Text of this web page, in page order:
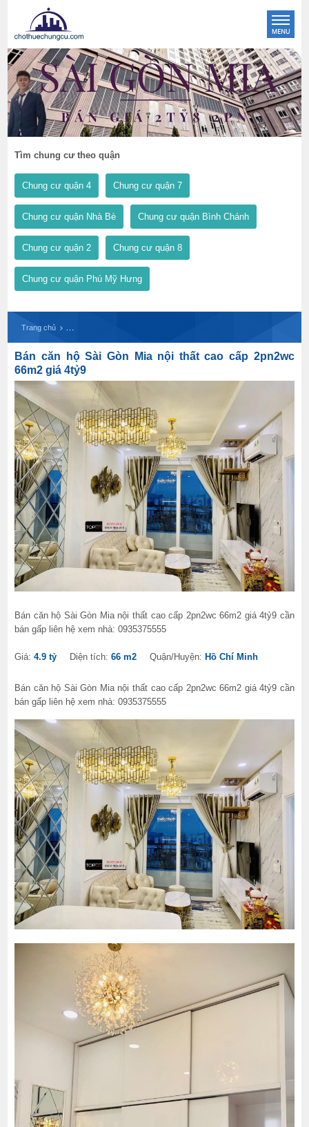
Tìm chung cư theo quận
Chung cư quận 4 Chung cư quận 7
Chung cư quận Nhà Bè Chung cư quận Bình Chánh
Chung cư quận 2 Chung cư quận 8
Chung cư quận Phú Mỹ Hưng
Trang chủ
Bán căn hộ Sài Gòn Mia nội thất cao cấp 2pn2wc
66m2 giá 4tỷ9
Bán căn hộ Sài Gòn Mia nội thất cao cấp 2pn2wc 66m2 giá 4tỷ9 cần
bán gấp liên hệ xem nhà: 0935375555
Giá:4.9 tỷ Diện tích:66 m2 Quận/Huyện:Hồ Chí Minh
Bán căn hộ Sài Gòn Mia nội thất cao cấp 2pn2wc 66m2 giá 4tỷ9 cần
bán gấp liên hệ xem nhà: 0935375555